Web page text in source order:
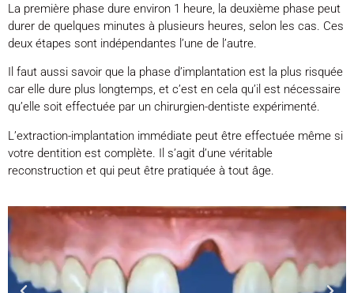
La première phase dure environ 1 heure, la deuxième phase peut
durer de quelques minutes à plusieurs heures, selon les cas. Ces
deux étapes sont indépendantes l’une de l’autre.
Il faut aussi savoir que la phase d’implantation est la plus risquée
car elle dure plus longtemps, et c’est en cela qu’il est nécessaire
qu’elle soit effectuée par un chirurgien-dentiste expérimenté.
L’extraction-implantation immédiate peut être effectuée même si
votre dentition est complète. Il s’agit d’une véritable
reconstruction et qui peut être pratiquée à tout âge.